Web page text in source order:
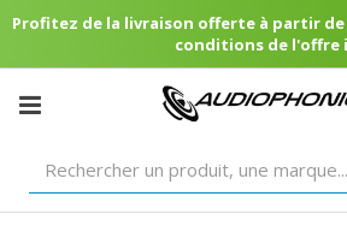
Profitez de la livraison offerte à partir de
conditions de l'offre